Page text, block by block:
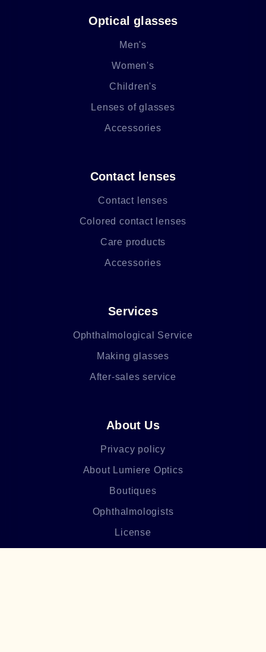
Optical glasses
Men's
Women's
Children's
Lenses of glasses
Accessories
Contact lenses
Contact lenses
Colored contact lenses
Care products
Accessories
Services
Ophthalmological Service
Making glasses
After-sales service
About Us
Privacy policy
About Lumiere Optics
Boutiques
Ophthalmologists
License